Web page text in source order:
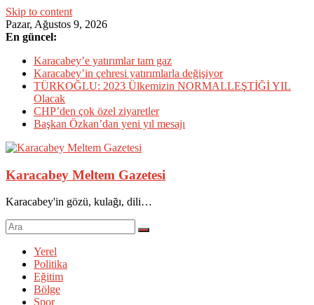
Skip to content
Pazar, Ağustos 9, 2026
En güncel:
Karacabey’e yatırımlar tam gaz
Karacabey’in çehresi yatırımlarla değişiyor
TÜRKOĞLU: 2023 Ülkemizin NORMALLEŞTİĞİ YIL
Olacak
CHP’den çok özel ziyaretler
Başkan Özkan’dan yeni yıl mesajı
Karacabey Meltem Gazetesi
Karacabey'in gözü, kulağı, dili…
Yerel
Politika
Eğitim
Bölge
Spor